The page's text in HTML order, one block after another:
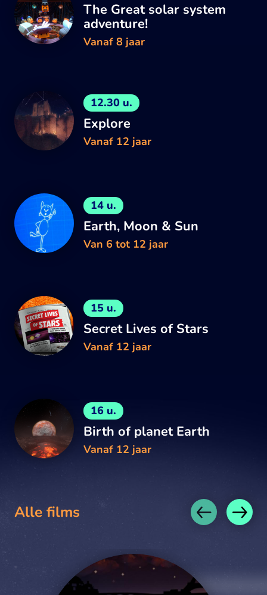
The Great solar system
adventure!
Vanaf 8 jaar
12.30 u.
Explore
Vanaf 12 jaar
14 u.
Earth, Moon & Sun
Van 6 tot 12 jaar
15 u.
Secret Lives of Stars
Vanaf 12 jaar
16 u.
Birth of planet Earth
Vanaf 12 jaar
Alle films